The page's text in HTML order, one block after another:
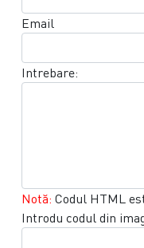
Email
Intrebare:
Notă: Codul HTML
Introdu codul din